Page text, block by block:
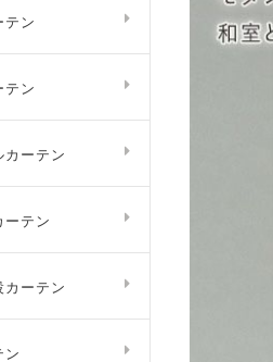
テン
テン
カーテン
ーテン
カーテン
ン